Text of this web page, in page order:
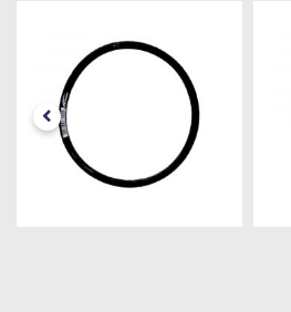
Pneumáticos
Tintas
e
Químicos